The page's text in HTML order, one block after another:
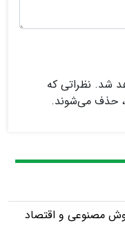
شد. نظراتی که
حذف می‌شوند.
مصنوعی و اقتصاد